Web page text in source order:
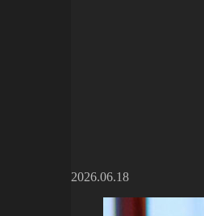
2026.06.18